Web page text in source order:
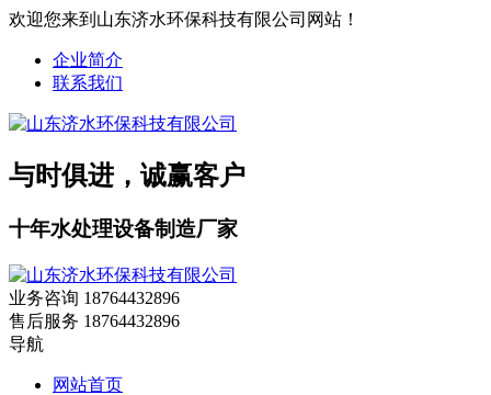
欢迎您来到山东济水环保科技有限公司网站！
企业简介
联系我们
与时俱进，诚赢客户
十年水处理设备制造厂家
业务咨询 18764432896
售后服务 18764432896
导航
网站首页